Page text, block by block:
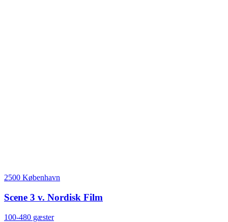
2500 København
Scene 3 v. Nordisk Film
100-480 gæster